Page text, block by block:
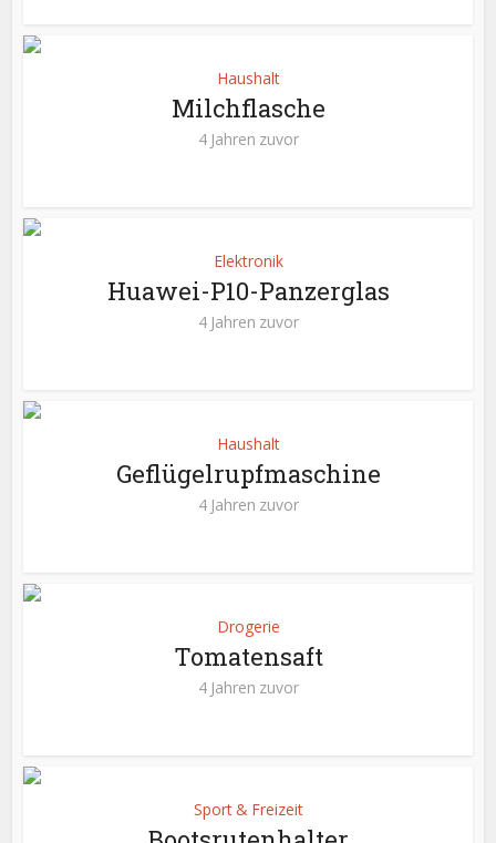
Haushalt
Milchflasche
4 Jahren zuvor
Elektronik
Huawei-P10-Panzerglas
4 Jahren zuvor
Haushalt
Geflügelrupfmaschine
4 Jahren zuvor
Drogerie
Tomatensaft
4 Jahren zuvor
Sport & Freizeit